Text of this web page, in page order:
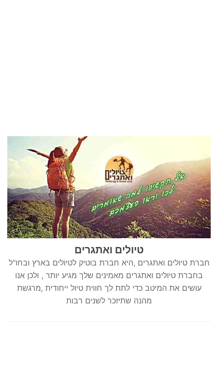
טיולים ואתגרים
חברת טיולים ואתגרים ,היא חברת בוטיק לטיולים בארץ ובחו"ל
בחברת טיולים ואתגרים מאמינים שלך מגיע יותר , ולכן אנו
עושים את המיטב כדי לתת לך חווית טיול ייחודית ,מרגשת
מהנה שתיזכר לשנים רבות